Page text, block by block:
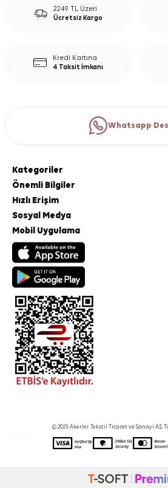
2249 TL Üzeri
Ücretsiz Kargo
Kredi Kartına
4 Taksit İmkanı
Whatsapp
Kategoriler
Önemli Bilgiler
Hızlı Erişim
Sosyal Medya
Mobil Uygulama
© 2025 Akerler Tekstil Ticaret ve Sanayi A.Ş.